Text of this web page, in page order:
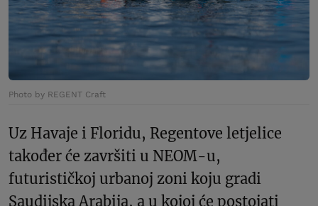
Photo by REGENT Craft
Uz Havaje i Floridu, Regentove letjelice
također će završiti u NEOM-u,
futurističkoj urbanoj zoni koju gradi
Saudijska Arabija, a u kojoj će postojati